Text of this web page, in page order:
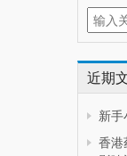
近期
新手
香港